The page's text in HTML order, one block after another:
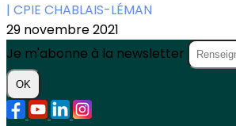
| CPIE CHABLAIS-LÉMAN
29 novembre 2021
Je m'abonne à la newsletter
OK